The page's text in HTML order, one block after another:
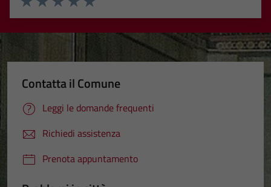
Valuta 5 stelle su 5
Valuta 4 stelle su 5
Valuta 3 stelle su 5
Valuta 2 stelle su 5
Valuta 1 stelle su 5
Contatta il Comune
Leggi le domande frequenti
Richiedi assistenza
Prenota appuntamento